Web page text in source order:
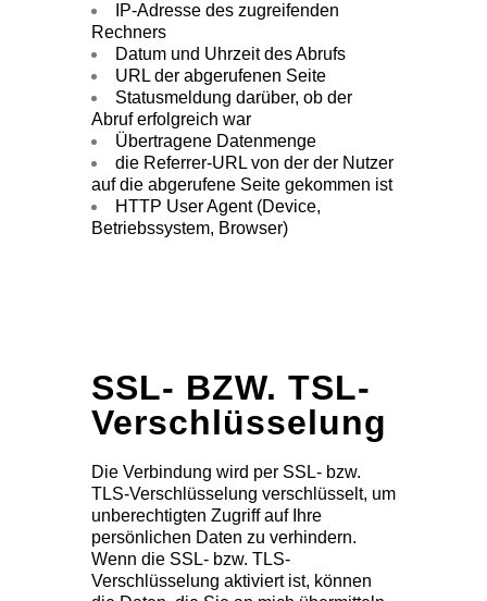
IP-Adresse des zugreifenden
Rechners
Datum und Uhrzeit des Abrufs
URL der abgerufenen Seite
Statusmeldung darüber, ob der
Abruf erfolgreich war
Übertragene Datenmenge
die Referrer-URL von der der Nutzer
auf die abgerufene Seite gekommen ist
HTTP User Agent (Device,
Betriebssystem, Browser)
SSL- BZW. TSL-
Verschlüsselung
Die Verbindung wird per SSL- bzw.
TLS-Verschlüsselung verschlüsselt, um
unberechtigten Zugriff auf Ihre
persönlichen Daten zu verhindern.
Wenn die SSL- bzw. TLS-
Verschlüsselung aktiviert ist, können